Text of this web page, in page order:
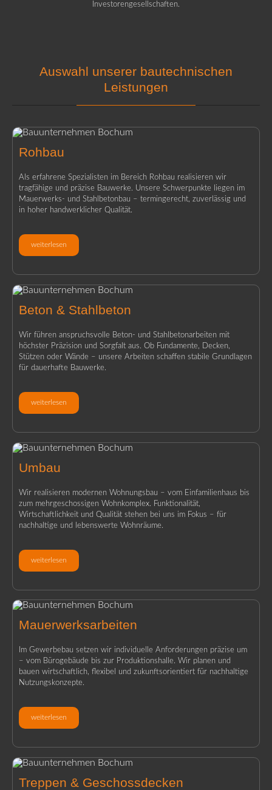
Investorengesellschaften.
Auswahl unserer bautechnischen
Leistungen
Rohbau
Als erfahrene Spezialisten im Bereich Rohbau realisieren wir
tragfähige und präzise Bauwerke. Unsere Schwerpunkte liegen im
Mauerwerks- und Stahlbetonbau – termingerecht, zuverlässig und
in hoher handwerklicher Qualität.
weiterlesen
Beton & Stahlbeton
Wir führen anspruchsvolle Beton- und Stahlbetonarbeiten mit
höchster Präzision und Sorgfalt aus. Ob Fundamente, Decken,
Stützen oder Wände – unsere Arbeiten schaffen stabile Grundlagen
für dauerhafte Bauwerke.
weiterlesen
Umbau
Wir realisieren modernen Wohnungsbau – vom Einfamilienhaus bis
zum mehrgeschossigen Wohnkomplex. Funktionalität,
Wirtschaftlichkeit und Qualität stehen bei uns im Fokus – für
nachhaltige und lebenswerte Wohnräume.
weiterlesen
Mauerwerksarbeiten
Im Gewerbebau setzen wir individuelle Anforderungen präzise um
– vom Bürogebäude bis zur Produktionshalle. Wir planen und
bauen wirtschaftlich, flexibel und zukunftsorientiert für nachhaltige
Nutzungskonzepte.
weiterlesen
Treppen & Geschossdecken